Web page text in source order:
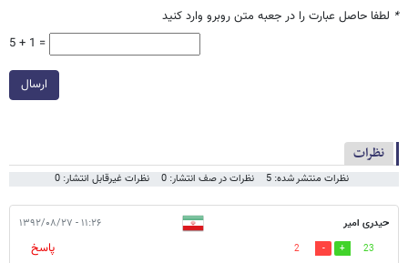
* لطفا حاصل عبارت را در جعبه متن روبرو وارد کنید
5 + 1 =
ارسال
نظرات
نظرات منتشر شده: 5 نظرات در صف انتشار: 0 نظرات غیرقابل انتشار: 0
حیدری امیر ۱۱:۲۶ - ۱۳۹۲/۰۸/۲۷
23
2
پاسخ